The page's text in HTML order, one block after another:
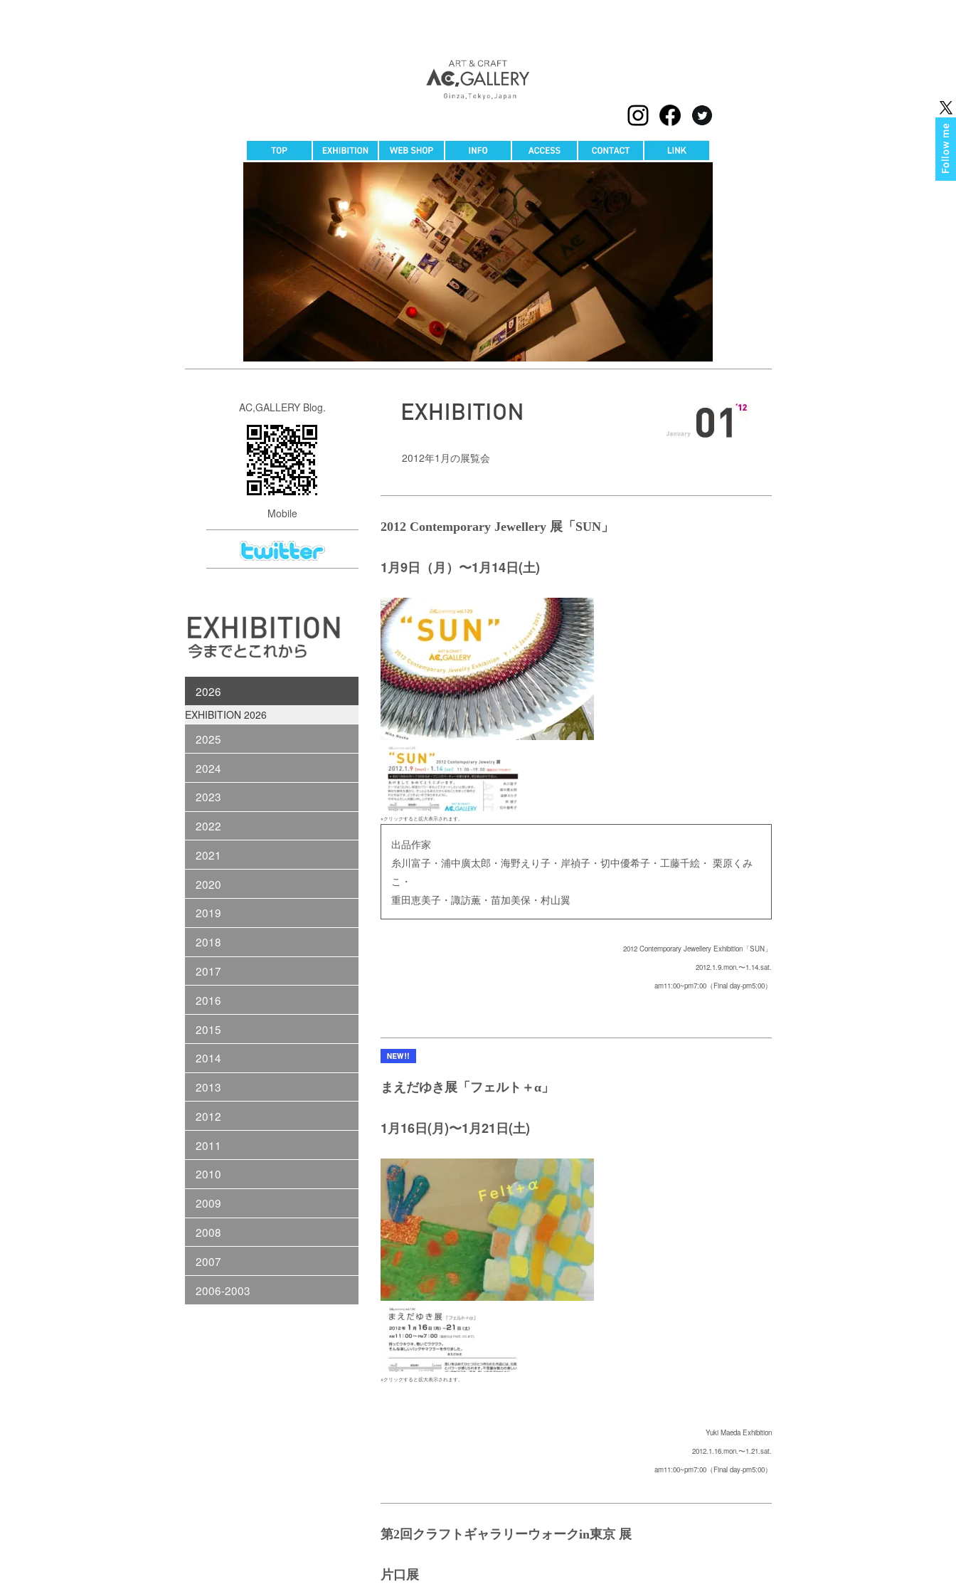
2012年1月の展覧会
2012 Contemporary Jewellery 展「SUN」
1月9日（月）〜1月14日(土)
※クリックすると拡大表示されます。
出品作家
糸川富子・浦中廣太郎・海野えり子・岸禎子・切中優希子・工藤千絵・ 栗原くみ
こ・
重田恵美子・諏訪薫・苗加美保・村山翼
2012 Contemporary Jewellery Exhibition「SUN」
2012.1.9.mon.〜1.14.sat.
am11:00~pm7:00（Final day-pm5:00）
まえだゆき展「フェルト＋α」
1月16日(月)〜1月21日(土)
※クリックすると拡大表示されます。
Yuki Maeda Exhibition
2012.1.16.mon.〜1.21.sat.
am11:00~pm7:00（Final day-pm5:00）
第2回クラフトギャラリーウォークin東京 展
片口展
AC,GALLERY Blog.
Mobile
2026
EXHIBITION 2026
2025
2024
2023
2022
2021
2020
2019
2018
2017
2016
2015
2014
2013
2012
2011
2010
2009
2008
2007
2006-2003